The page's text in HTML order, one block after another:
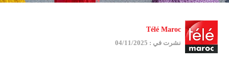
Télé Maroc
نشرت في : 04/11/2025